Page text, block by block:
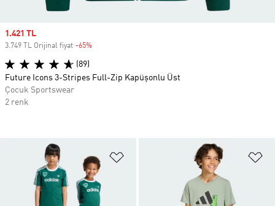
Favori Listesine Ekle
Sale price
1.421 TL
3.749 TL Orijinal fiyat -65%
(89)
Future Icons 3-Stripes Full-Zip Kapüşonlu Üst
Çocuk Sportswear
2 renk